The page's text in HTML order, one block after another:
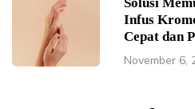
Infus
Cepat dan
November 6,